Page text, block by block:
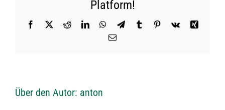
Platform!
Facebook
X RedditLinkedInWhatsApp
TelegramTumblr Pinterest
Vk
Xing
E-
Über den Autor: anton